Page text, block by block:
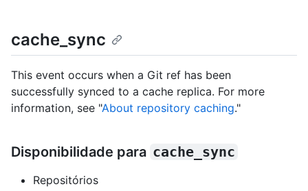
cache_sync
This event occurs when a Git ref has been
successfully synced to a cache replica. For more
information, see "About repository caching."
Disponibilidade para cache_sync
Repositórios